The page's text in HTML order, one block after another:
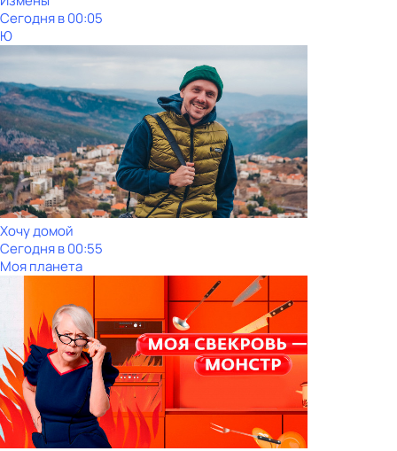
Сегодня в 00:05
Ю
Хочу домой
Сегодня в 00:55
Моя планета